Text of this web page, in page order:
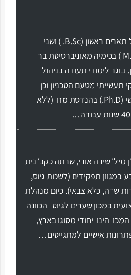
בעל תארים ראשון (B.Sc. ) ושני
(M.Sc ) בכימיה מאוניברסיטת בר
בוגר לימודי תעודה בניהול
תעשייתי מטעם הטכניון וכן
לימודים לתואר שלישי (Ph.D.) בהנדסת מזון (ללא
מיל' שירה אורי, שרתה כקב"נית
במגוון תפקידים (לשכות גיוס,
שדה, כלא צבאי). כיום מנהלת
במכון שערים לגיוס- הכוונה
הינו ייחודי מסוגו בארץ,
אישיים למתגייסים…